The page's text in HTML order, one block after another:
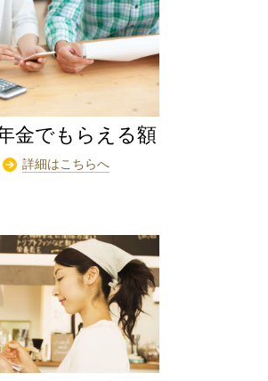
金でもらえる額
詳細はこちらへ